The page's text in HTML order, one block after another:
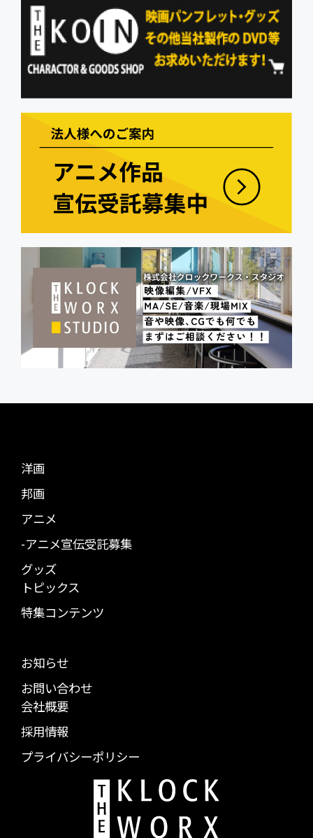
洋画
邦画
アニメ
-アニメ宣伝受託募集
グッズ
トピックス
特集コンテンツ
お知らせ
お問い合わせ
会社概要
採用情報
プライバシーポリシー